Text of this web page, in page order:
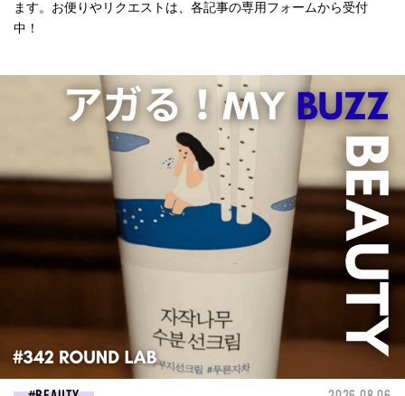
ます。お便りやリクエストは、各記事の専用フォームから受付
中！